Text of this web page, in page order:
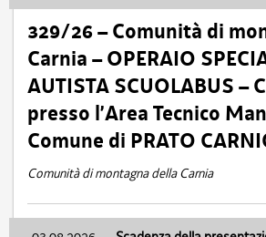
329/26 – Comunità di
Carnia – OPERAIO
AUTISTA SCUOLABUS –
presso l’Area Tecnico
Comune di PRATO
Comunità di montagna della Carnia